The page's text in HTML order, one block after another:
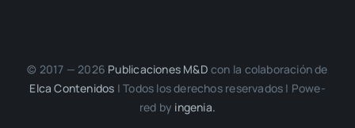
© 2017 — 2026 Publi­ca­cio­nes M&D con la cola­bo­ra­ción de
Elca Con­te­ni­dos | Todos los dere­chos reser­va­dos | Powe­
red by inge­nia.